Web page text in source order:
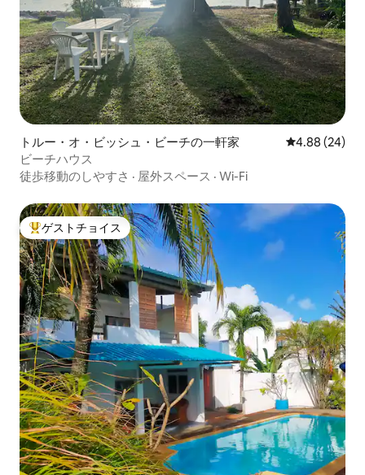
トルー・オ・ビッシュ・ビーチの一軒家 レビュー24
4.88 (24)
ビーチハウス
徒歩移動のしやすさ · 屋外スペース · Wi-Fi
大好評のゲストチョイスです。
ゲストチョイス